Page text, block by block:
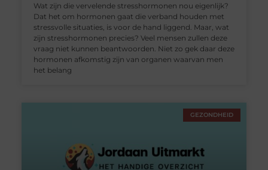
Wat zijn die vervelende stresshormonen nou eigenlijk?
Dat het om hormonen gaat die verband houden met
stressvolle situaties, is voor de hand liggend. Maar, wat
zijn stresshormonen precies? Veel mensen zullen deze
vraag niet kunnen beantwoorden. Niet zo gek daar deze
hormonen afkomstig zijn van organen waarvan men
het belang
GEZONDHEID